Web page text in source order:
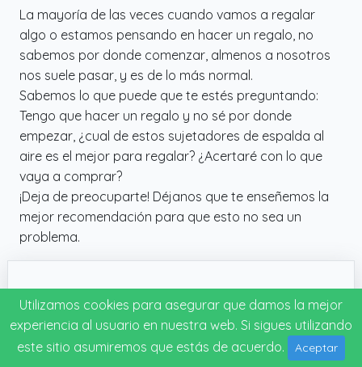
La mayoría de las veces cuando vamos a regalar
algo o estamos pensando en hacer un regalo, no
sabemos por donde comenzar, almenos a nosotros
nos suele pasar, y es de lo más normal.
Sabemos lo que puede que te estés preguntando:
Tengo que hacer un regalo y no sé por donde
empezar, ¿cual de estos sujetadores de espalda al
aire es el mejor para regalar? ¿Acertaré con lo que
vaya a comprar?
¡Deja de preocuparte! Déjanos que te enseñemos la
mejor recomendación para que esto no sea un
problema.
WWricotta Sujetador Espalda Al Aire - Sujetador Pegatina Push Up Sujetador Invisible Push Up Transpirable Y Ligero Talla Grande Soutien Sem Costas Sujetador Vestido Espalda Descubierta
Utilizamos cookies para asegurar que damos la mejor
experiencia al usuario en nuestra web. Si sigues utilizando
este sitio asumiremos que estás de acuerdo.
Aceptar